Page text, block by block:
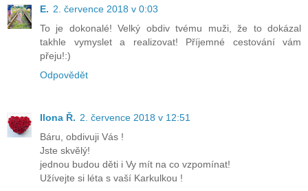
E. 2. července 2018 v 0:03
To je dokonalé! Velký obdiv tvému muži, že to dokázal
takhle vymyslet a realizovat! Příjemné cestování vám
přeju!:)
Odpovědět
Ilona Ř. 2. července 2018 v 12:51
Báru, obdivuji Vás !
Jste skvělý!
jednou budou děti i Vy mít na co vzpomínat!
Užívejte si léta s vaší Karkulkou !